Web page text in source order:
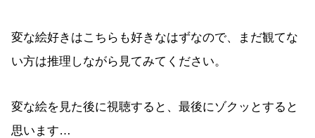
変な絵好きはこちらも好きなはずなので、まだ観てな
い方は推理しながら見てみてください。
変な絵を見た後に視聴すると、最後にゾクッとすると
思います…